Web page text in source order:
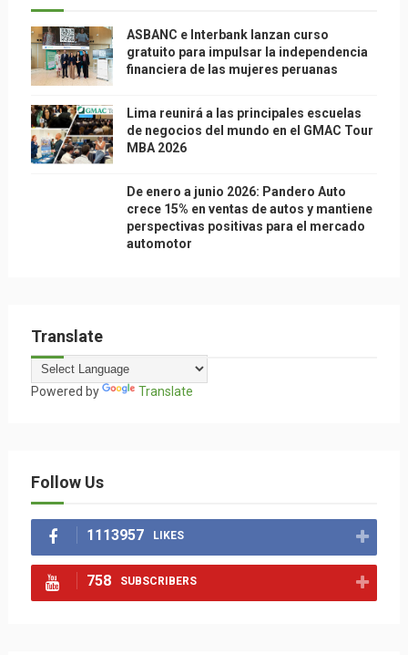
ASBANC e Interbank lanzan curso
gratuito para impulsar la independencia
financiera de las mujeres peruanas
Lima reunirá a las principales escuelas
de negocios del mundo en el GMAC Tour
MBA 2026
De enero a junio 2026: Pandero Auto
crece 15% en ventas de autos y mantiene
perspectivas positivas para el mercado
automotor
Translate
Powered by Translate
Follow Us
1113957 LIKES
758 SUBSCRIBERS